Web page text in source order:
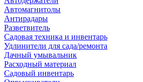
Автомагнитолы
Антирадары
Разветвитель
Садовая техника и инвентарь
Удлинители для сада/ремонта
Дачный умывальник
Расходный материал
Садовый инвентарь